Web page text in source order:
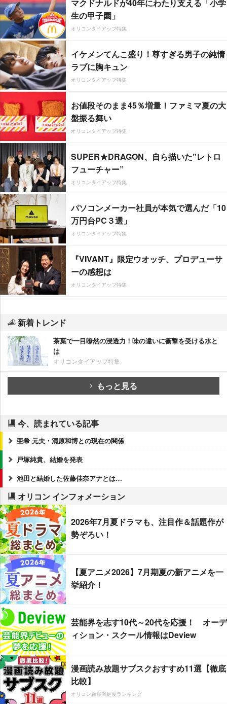
マクドナルドが40年にわたり支える「小学
生の甲子園」
オリコンタイアップ特集
イケメンてんこ盛り！尊すぎる男子の純情
ラブに胸キュン
オリコンタイアップ特集
お値段そのまま45％増量！ファミマ夏の大
盤振る舞い
オリコンタイアップ特集
SUPER★DRAGON、自ら描いた”レトロ
フューチャー”
オリコンタイアップ特集
パソコンメーカー社員が本気で選んだ「10
万円台PC３選」
オリコンタイアップ特集
『VIVANT』限定ウオッチ、プロデューサ
ーの感想は
オリコンタイアップ特集
新着トレンド
茶葉で一目瞭然の浸透力！味の違いに衝撃を受ける水と
は
オリコンタイアップ特集
もっと見る
今、読まれている記事
亜希 元夫・清原和博との現在の関係
戸塚純貴、結婚を発表
池田と結婚した佐藤佳奈アナとは…
オリコン インフォメーション
2026年7月夏ドラマも、注目作＆話題作が
勢ぞろい！
【夏アニメ2026】7月期夏の新アニメを一
挙紹介！
芸能界を志す10代～20代を応援！ オーデ
ィション・スクール情報はDeview
漫画読み放題サブスクおすすめ11選【徹底
比較】
オリコン顧客満足度ランキング